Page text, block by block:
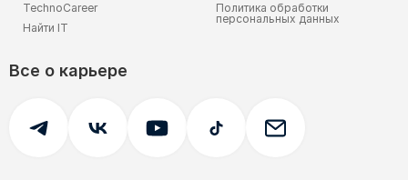
Все о карьере
TechnoCareer
Найти IT
Политика обработки
персональных данных